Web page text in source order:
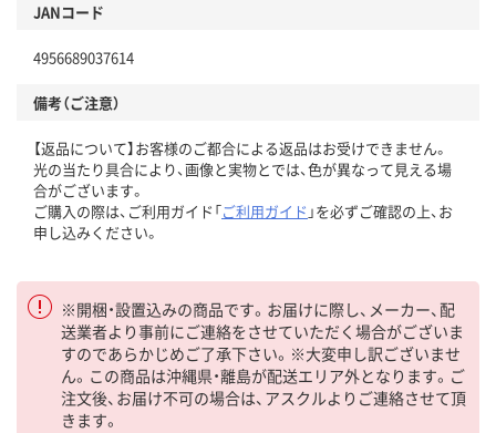
JANコード
4956689037614
備考（ご注意）
【返品について】お客様のご都合による返品はお受けできません。
光の当たり具合により、画像と実物とでは、色が異なって見える場
合がございます。
ご購入の際は、ご利用ガイド「ご利用ガイド 」を必ずご確認の上、お
申し込みください。
※開梱・設置込みの商品です。お届けに際し、メーカー、配
送業者より事前にご連絡をさせていただく場合がございま
すのであらかじめご了承下さい。※大変申し訳ございませ
ん。この商品は沖縄県・離島が配送エリア外となります。ご
注文後、お届け不可の場合は、アスクルよりご連絡させて頂
きます。